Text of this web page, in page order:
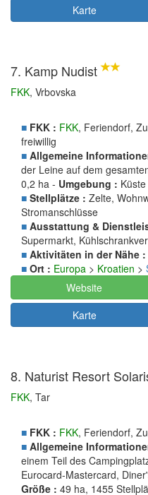
Karte
7. Kamp Nudist
FKK, Vrbovska
■ FKK : FKK, Feriendorf,
freiwillig
■ Allgemeine
der Leine auf dem
0,2 ha - Umgebung : Küste
■ Stellplätze : Zelte,
Stromanschlüsse
■ Ausstattung &
Supermarkt,
■ Aktivitäten in der Nähe :
■ Ort : Europa > Kroatien >
Website
Karte
8. Naturist Resort
FKK, Tar
■ FKK : FKK, Feriendorf,
■ Allgemeine
einem Teil des
Eurocard-Mastercard,
Größe : 49 ha, 1455